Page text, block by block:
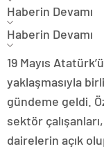
Haberin Devamı
Haberin Devamı
19 Mayıs
yaklaşmasıyla
gündeme geldi.
sektör
dairelerin açık